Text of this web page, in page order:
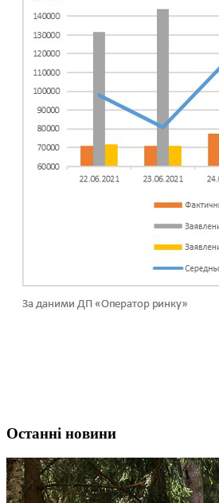
Останні новини